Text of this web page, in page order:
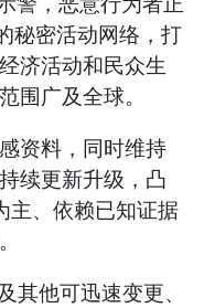
秘密活动网络，打
济活动和民众生
围广及全球。
资料，同时维持
续更新升级，凸
主、依赖已知证据
其他可迅速变更、